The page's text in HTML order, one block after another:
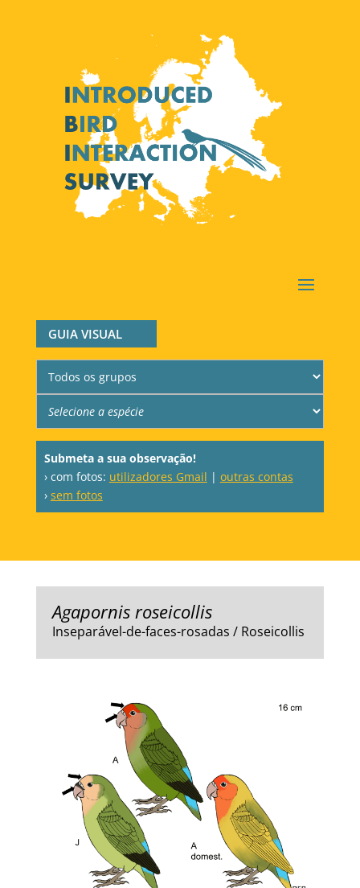
GUIA VISUAL
Submeta a sua observação!
› com fotos: utilizadores Gmail | outras contas
› sem fotos
Agapornis roseicollis
Inseparável-de-faces-rosadas / Roseicollis